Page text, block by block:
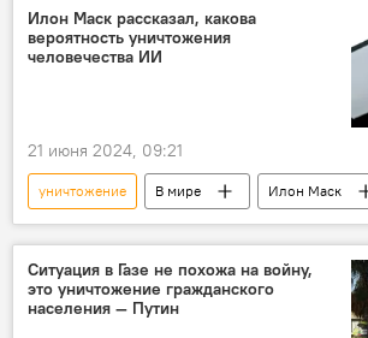
Россия
Воин
спецоперация
колумнистика
Илон Маск рассказал, какова
вероятность уничтожения
человечества ИИ
21 июня 2024, 09:21
уничтожение В мире
Илон Маск
искусственный интеллект
человечество
Ситуация в Газе не похожа на войну,
это уничтожение гражданского
населения — Путин